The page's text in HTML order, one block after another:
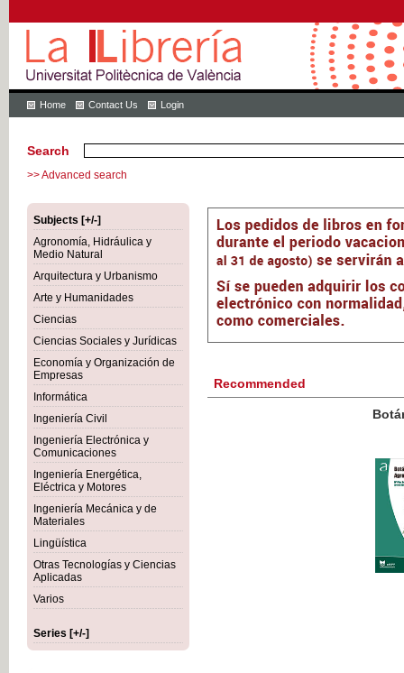
Home Contact Us Login
Search
>> Advanced search
Subjects [+/-]
Agronomía, Hidráulica y
Medio Natural
Arquitectura y Urbanismo
Arte y Humanidades
Ciencias
Ciencias Sociales y Jurídicas
Economía y Organización de
Empresas
Informática
Ingeniería Civil
Ingeniería Electrónica y
Comunicaciones
Ingeniería Energética,
Eléctrica y Motores
Ingeniería Mecánica y de
Materiales
Lingüística
Otras Tecnologías y Ciencias
Aplicadas
Varios
Series [+/-]
Recommended
VAT